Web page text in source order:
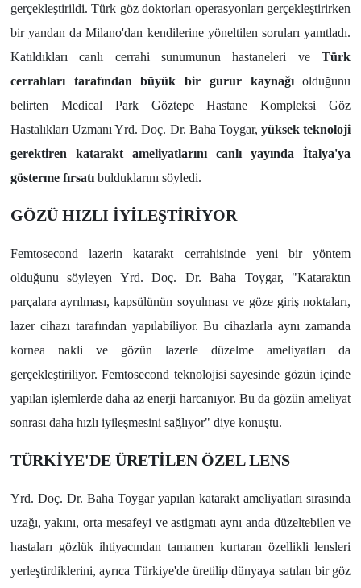
gerçekleştirildi. Türk göz doktorları operasyonları gerçekleştirirken
bir yandan da Milano'dan kendilerine yöneltilen soruları yanıtladı.
Katıldıkları canlı cerrahi sunumunun hastaneleri veTürk
cerrahları tarafından büyük bir gurur kaynağıolduğunu
belirten Medical Park Göztepe Hastane Kompleksi Göz
Hastalıkları Uzmanı Yrd. Doç. Dr. Baha Toygar,yüksek teknoloji
gerektiren katarakt ameliyatlarını canlı yayında İtalya'ya
gösterme fırsatıbulduklarını söyledi.
GÖZÜ HIZLI İYİLEŞTİRİYOR
Femtosecond lazerin katarakt cerrahisinde yeni bir yöntem
olduğunu söyleyen Yrd. Doç. Dr. Baha Toygar, "Kataraktın
parçalara ayrılması, kapsülünün soyulması ve göze giriş noktaları,
lazer cihazı tarafından yapılabiliyor. Bu cihazlarla aynı zamanda
kornea nakli ve gözün lazerle düzelme ameliyatları da
gerçekleştiriliyor. Femtosecond teknolojisi sayesinde gözün içinde
yapılan işlemlerde daha az enerji harcanıyor. Bu da gözün ameliyat
sonrası daha hızlı iyileşmesini sağlıyor" diye konuştu.
TÜRKİYE'DE ÜRETİLEN ÖZEL LENS
Yrd. Doç. Dr. Baha Toygar yapılan katarakt ameliyatları sırasında
uzağı, yakını, orta mesafeyi ve astigmatı aynı anda düzeltebilen ve
hastaları gözlük ihtiyacından tamamen kurtaran özellikli lensleri
yerleştirdiklerini, ayrıca Türkiye'de üretilip dünyaya satılan bir göz